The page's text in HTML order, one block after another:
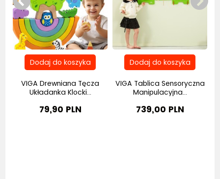
VIGA Drewniana Tęcza
Układanka Klocki...
79,90 PLN
VIGA Tablica Sensoryczna
Manipulacyjna...
739,00 PLN